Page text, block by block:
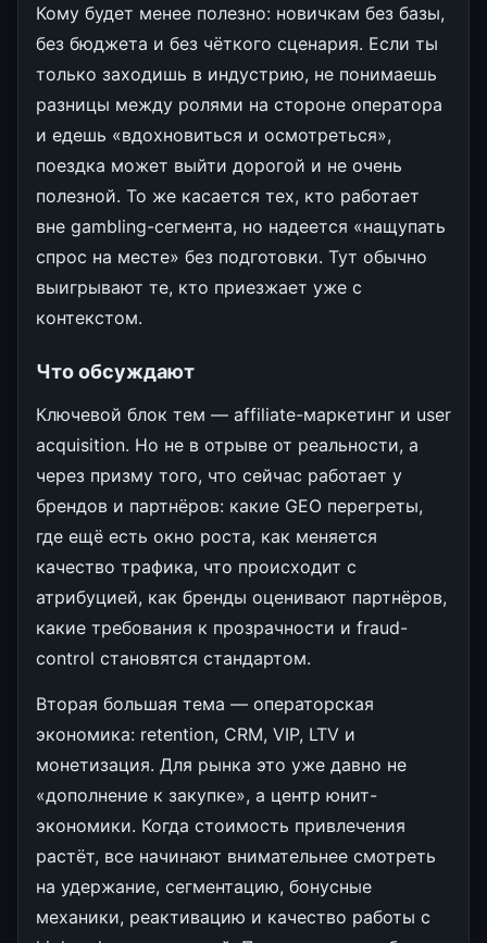
Кому будет менее полезно: новичкам без базы,
без бюджета и без чёткого сценария. Если ты
только заходишь в индустрию, не понимаешь
разницы между ролями на стороне оператора
и едешь «вдохновиться и осмотреться»,
поездка может выйти дорогой и не очень
полезной. То же касается тех, кто работает
вне gambling-сегмента, но надеется «нащупать
спрос на месте» без подготовки. Тут обычно
выигрывают те, кто приезжает уже с
контекстом.
Что обсуждают
Ключевой блок тем — affiliate-маркетинг и user
acquisition. Но не в отрыве от реальности, а
через призму того, что сейчас работает у
брендов и партнёров: какие GEO перегреты,
где ещё есть окно роста, как меняется
качество трафика, что происходит с
атрибуцией, как бренды оценивают партнёров,
какие требования к прозрачности и fraud-
control становятся стандартом.
Вторая большая тема — операторская
экономика: retention, CRM, VIP, LTV и
монетизация. Для рынка это уже давно не
«дополнение к закупке», а центр юнит-
экономики. Когда стоимость привлечения
растёт, все начинают внимательнее смотреть
на удержание, сегментацию, бонусные
механики, реактивацию и качество работы с